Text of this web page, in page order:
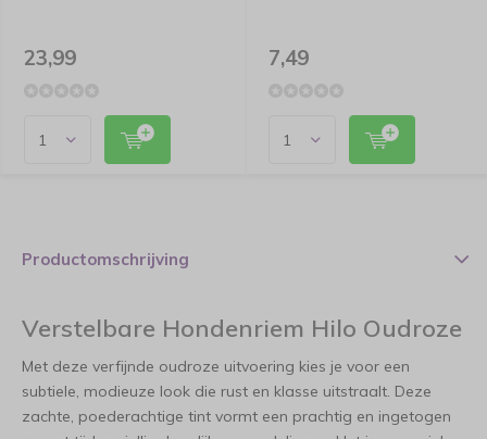
23,99 7,49
Productomschrijving
Verstelbare Hondenriem Hilo Oudroze
Met deze verfijnde oudroze uitvoering kies je voor een
subtiele, modieuze look die rust en klasse uitstraalt. Deze
zachte, poederachtige tint vormt een prachtig en ingetogen